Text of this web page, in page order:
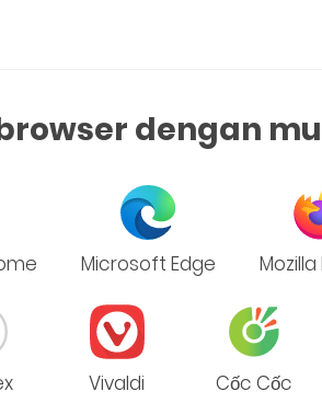
dengan
Microsoft Edge
Vivaldi Cốc Cốc